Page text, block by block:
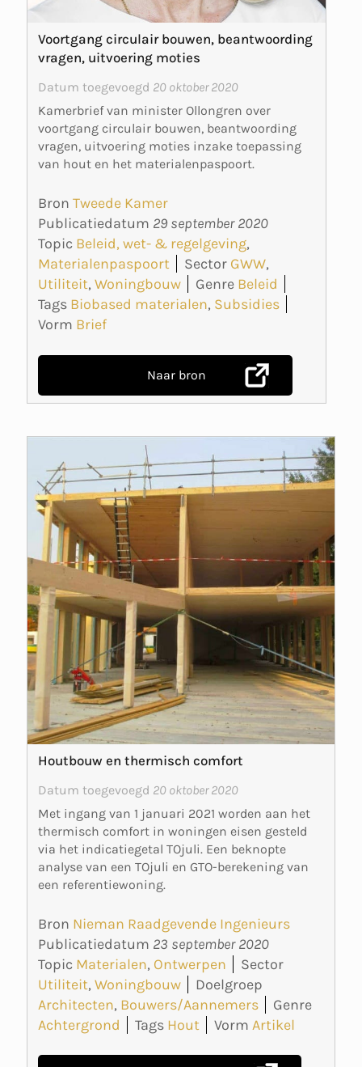
Voortgang circulair bouwen, beantwoording
vragen, uitvoering moties
Datum toegevoegd 20 oktober 2020
Kamerbrief van minister Ollongren over
voortgang circulair bouwen, beantwoording
vragen, uitvoering moties inzake toepassing
van hout en het materialenpaspoort.
Bron Tweede Kamer
Publicatiedatum 29 september 2020
Topic Beleid, wet- & regelgeving,
Materialenpaspoort
Sector GWW,
Utiliteit, Woningbouw Genre Beleid
Tags Biobased materialen, Subsidies
Vorm Brief
Naar bron
Houtbouw en thermisch comfort
Datum toegevoegd 20 oktober 2020
Met ingang van 1 januari 2021 worden aan het
thermisch comfort in woningen eisen gesteld
via het indicatiegetal TOjuli. Een beknopte
analyse van een TOjuli en GTO-berekening van
een referentiewoning.
Bron Nieman Raadgevende Ingenieurs
Publicatiedatum 23 september 2020
Topic Materialen, Ontwerpen
Sector
Utiliteit, Woningbouw
Doelgroep
Architecten, Bouwers/Aannemers
Genre
Achtergrond
Tags Hout Vorm Artikel